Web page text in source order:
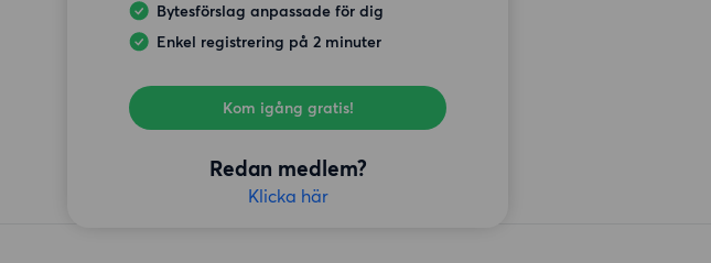
Bytesförslag anpassade för dig
Enkel registrering på 2 minuter
Kom igång gratis!
Redan medlem?
Klicka här